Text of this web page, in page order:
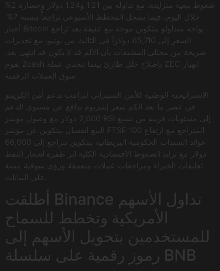
ضغوط بيعية متزايدة، مع تداوله بين 1.21 و1.24 دولار وخسارة 2%
خلال اليوم، فيما يسجل المخطط الأسبوعي تراجعاً بنسبة 7%.
أخبار Bitcoin يواجه متداولو بيتكوين موجة بيع عنيفة بعد تراجع
السعر إلى 65,710 دولاراً في الثالث من يونيو، مع تحذيرات
صريحة من محللي المشتقات بأن الألم قد لا يكون قد انتهى بعد.
تقوم Zcash بإصلاح خلل طارئ بينما تتحدى عملة ZEC انهيار
سوق العملات الرقمية
الاستراتيجية الوطنية للأمن السيبراني لترامب تدعم أمن الكريبتو
في عصر ما بعد الكم سعر إيثيريوم يدافع عن مستوى الدعم
2,000 دولار مع وصول مؤشر RSI إلى مستويات قريبة من تشبع
البيع انفصال بيتكوين عن مؤشر FTSE 100 المتراجع مع ارتفاع
عوائد السندات الحكومية البريطانية بيتكوين تتراجع إلى 66,000
دولار مع تزايد الضغوط الاقتصادية الكلية إثر طفرة أسعار النفط
تعليقات الخبراء ومراجعات عملات متعمقة ورؤى سوقية مبنية
أطلقت Binance تداول الأسهم
الأمريكية وتخطط للسماح
للمستخدمين بتحويل الأسهم إلى
رموز رقمية على سلسلة BNB